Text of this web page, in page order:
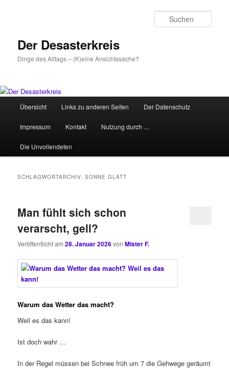
Der Desasterkreis
Dinge des Alltags – (K)eine Ansichtssache?
HauptmenüÜbersicht Links zu anderen Seiten Der Datenschutz
Impressum Kontakt Nutzung durch …
Die Unvollendeten
SCHLAGWORTARCHIV:SONNE GLATT
Man fühlt sich schon
verarscht, gell?
Veröffentlicht am28. Januar 2026vonMister F.
Warum das Wetter das macht?
Weil es das kann!
Ist doch wahr …
In der Regel müssen bei Schnee früh um 7 die Gehwege geräumt